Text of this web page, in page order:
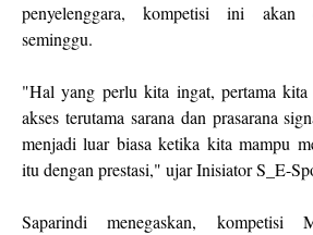
penyelenggara, kompetisi ini akan
seminggu.
"Hal yang perlu kita ingat, pertama kita
akses terutama sarana dan prasarana
menjadi luar biasa ketika kita mampu
itu dengan prestasi," ujar Inisiator S_E-
Saparindi menegaskan,